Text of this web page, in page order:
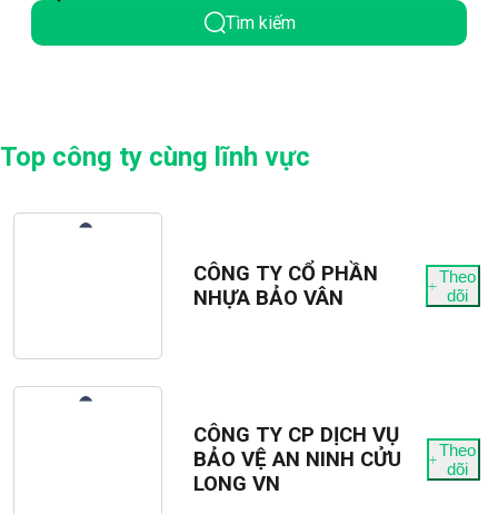
Tìm kiếm
Top công ty cùng lĩnh vực
CÔNG TY CỔ PHẦN
NHỰA BẢO VÂN
Theo
dõi
CÔNG TY CP DỊCH VỤ
BẢO VỆ AN NINH CỬU
LONG VN
Theo
dõi